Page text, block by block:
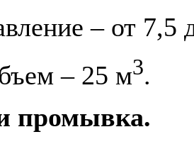
– от
– 25 м3.
промывка.